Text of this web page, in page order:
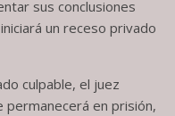
sus conclusiones
un receso privado
culpable, el juez
en prisión,